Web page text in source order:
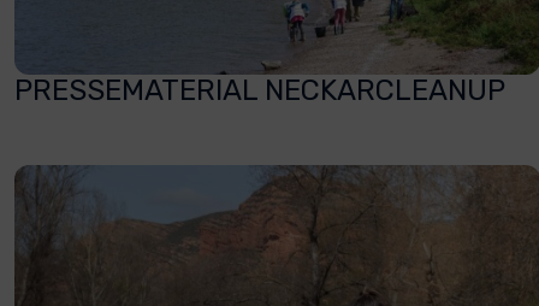
PRESSEMATERIAL NECKARCLEANUP